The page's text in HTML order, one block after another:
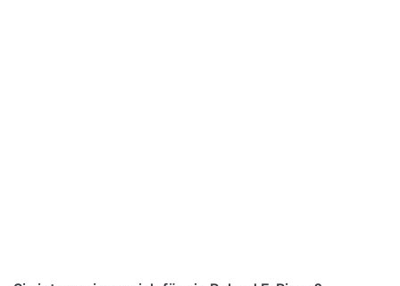
der neusten Entwicklung der SuperNATURAL